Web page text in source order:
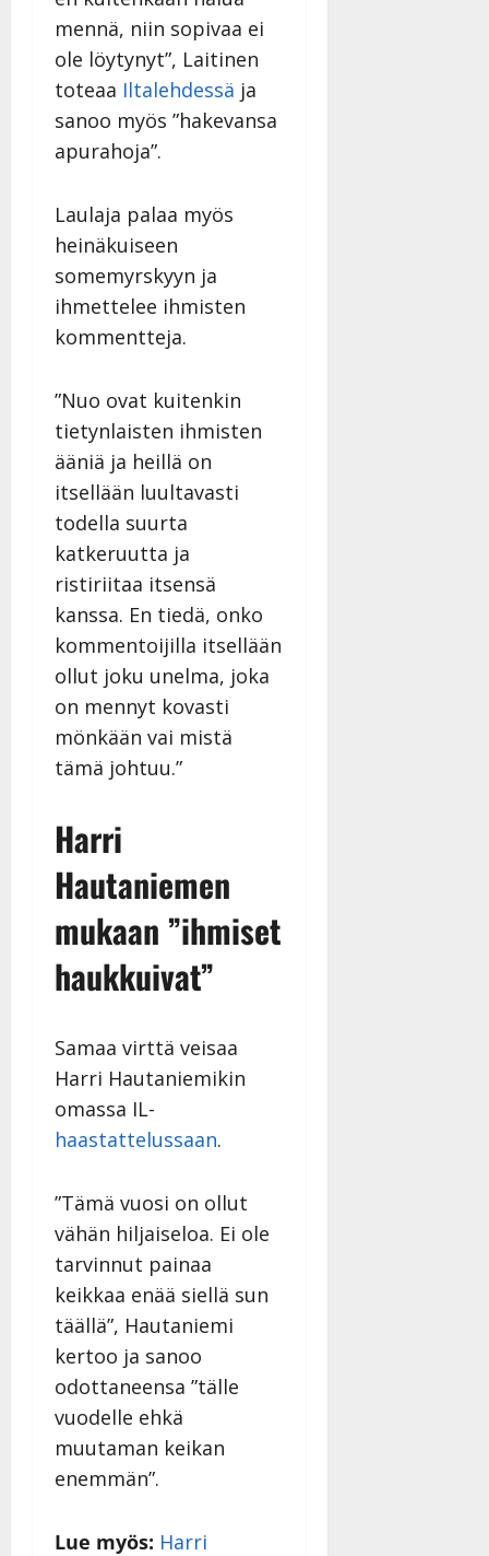
mennä, niin sopivaa ei
ole löytynyt”, Laitinen
toteaa Iltalehdessä ja
sanoo myös ”hakevansa
apurahoja”.
Laulaja palaa myös
heinäkuiseen
somemyrskyyn ja
ihmettelee ihmisten
kommentteja.
”Nuo ovat kuitenkin
tietynlaisten ihmisten
ääniä ja heillä on
itsellään luultavasti
todella suurta
katkeruutta ja
ristiriitaa itsensä
kanssa. En tiedä, onko
kommentoijilla itsellään
ollut joku unelma, joka
on mennyt kovasti
mönkään vai mistä
tämä johtuu.”
Harri
Hautaniemen
mukaan ”ihmiset
haukkuivat”
Samaa virttä veisaa
Harri Hautaniemikin
omassa IL-
haastattelussaan.
”Tämä vuosi on ollut
vähän hiljaiseloa. Ei ole
tarvinnut painaa
keikkaa enää siellä sun
täällä”, Hautaniemi
kertoo ja sanoo
odottaneensa ”tälle
vuodelle ehkä
muutaman keikan
enemmän”.
Lue myös: Harri